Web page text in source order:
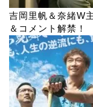
吉岡里帆＆奈緒W
＆コメント解禁！